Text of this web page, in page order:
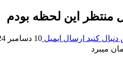
کنید ارسال ایمیل 10 دسامبر 2024